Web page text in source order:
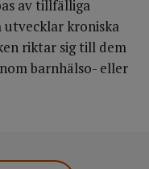
av tillfälliga
utvecklar kroniska
riktar sig till dem
barnhälso- eller